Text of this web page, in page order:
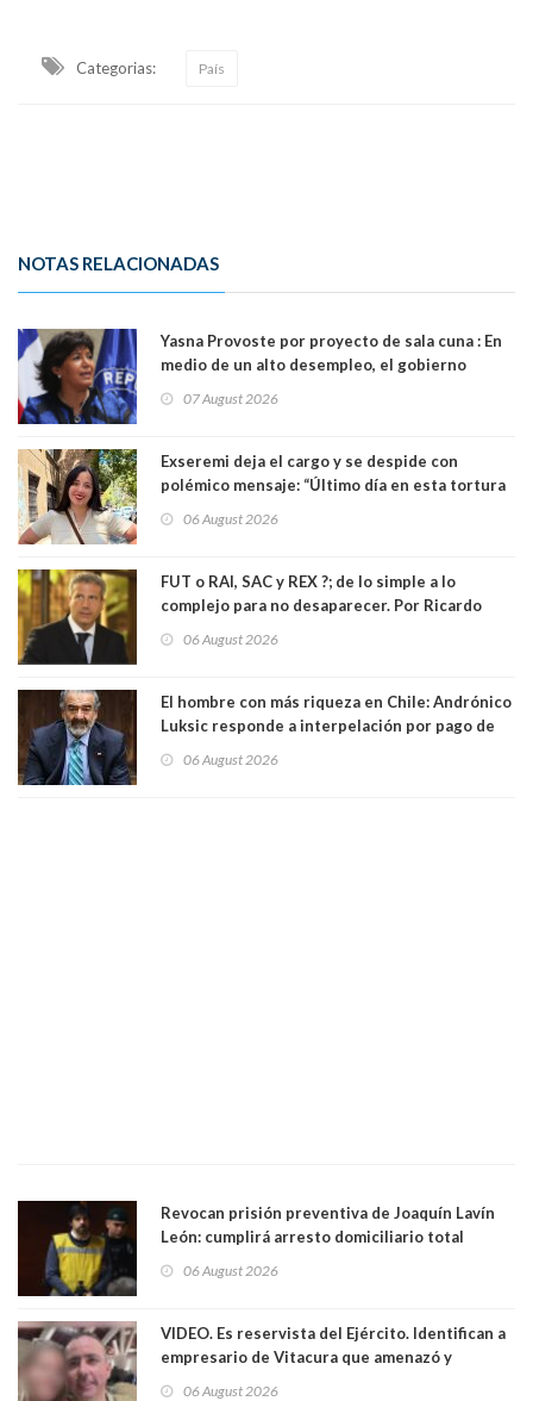
Categorias: País
NOTAS RELACIONADAS
Yasna Provoste por proyecto de sala cuna : En
medio de un alto desempleo, el gobierno
07 August 2026
Exseremi deja el cargo y se despide con
polémico mensaje: “Último día en esta tortura
06 August 2026
FUT o RAI, SAC y REX ?; de lo simple a lo
complejo para no desaparecer. Por Ricardo
06 August 2026
El hombre con más riqueza en Chile: Andrónico
Luksic responde a interpelación por pago de
día que me muera”
06 August 2026
Revocan prisión preventiva de Joaquín Lavín
León: cumplirá arresto domiciliario total
06 August 2026
VIDEO. Es reservista del Ejército. Identifican a
empresario de Vitacura que amenazó y
06 August 2026